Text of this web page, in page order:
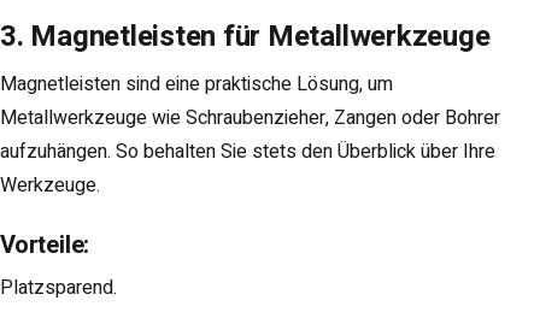
3. Magnetleisten für Metallwerkzeuge
Magnetleisten sind eine praktische Lösung, um
Metallwerkzeuge wie Schraubenzieher, Zangen oder Bohrer
aufzuhängen. So behalten Sie stets den Überblick über Ihre
Werkzeuge.
Vorteile:
Platzsparend.